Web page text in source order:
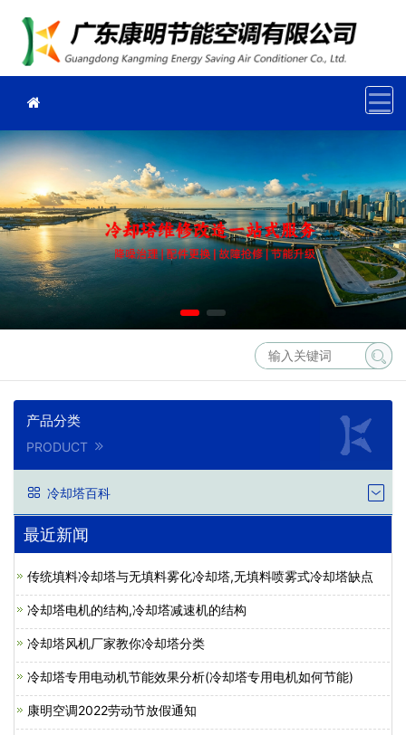
产品分类
PRODUCT
冷却塔百科
最近新闻
传统填料冷却塔与无填料雾化冷却塔,无填料喷雾式冷却塔缺点
冷却塔电机的结构,冷却塔减速机的结构
冷却塔风机厂家教你冷却塔分类
冷却塔专用电动机节能效果分析(冷却塔专用电机如何节能)
康明空调2022劳动节放假通知